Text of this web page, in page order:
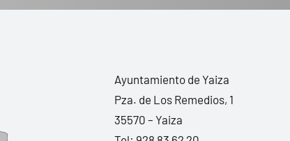
Ayuntamiento de Yaiza
Pza. de Los Remedios, 1
35570 – Yaiza